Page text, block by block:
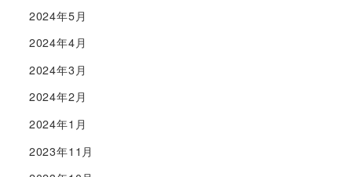
2024年5月
2024年4月
2024年3月
2024年2月
2024年1月
2023年11月